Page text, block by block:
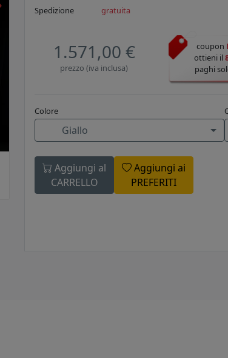
Spedizione
gratuita
1.571,00 €
prezzo (iva inclusa)
coupon
ottieni il
paghi
Colore
Giallo
Aggiungi al
CARRELLO
Aggiungi ai
PREFERITI